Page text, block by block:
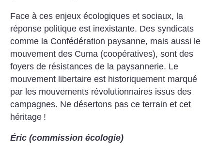
Face à ces enjeux écologiques et sociaux, la
réponse politique est inexistante. Des syndicats
comme la Confédération paysanne, mais aussi le
mouvement des Cuma (coopératives), sont des
foyers de résistances de la paysannerie. Le
mouvement libertaire est historiquement marqué
par les mouvements révolutionnaires issus des
campagnes. Ne désertons pas ce terrain et cet
héritage !
Éric (commission écologie)